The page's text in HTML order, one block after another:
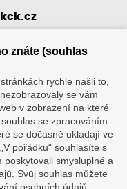
590
hod.
Tenisové
znáte (souhlas
rychle našli to,
se vám
v zobrazení na které
se zpracováním
se dočasně ukládají ve
pořádku“ souhlasíte s
smysluplné a
Svůj souhlas můžete